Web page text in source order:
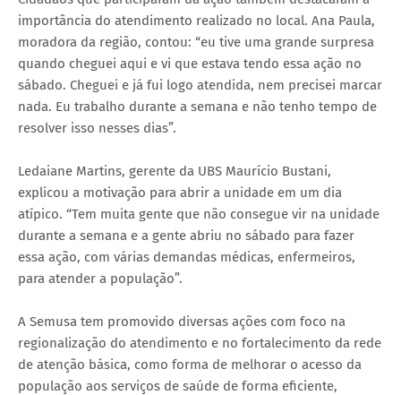
importância do atendimento realizado no local. Ana Paula,
moradora da região, contou: “eu tive uma grande surpresa
quando cheguei aqui e vi que estava tendo essa ação no
sábado. Cheguei e já fui logo atendida, nem precisei marcar
nada. Eu trabalho durante a semana e não tenho tempo de
resolver isso nesses dias”.
Ledaiane Martins, gerente da UBS Maurício Bustani,
explicou a motivação para abrir a unidade em um dia
atípico. “Tem muita gente que não consegue vir na unidade
durante a semana e a gente abriu no sábado para fazer
essa ação, com várias demandas médicas, enfermeiros,
para atender a população”.
A Semusa tem promovido diversas ações com foco na
regionalização do atendimento e no fortalecimento da rede
de atenção básica, como forma de melhorar o acesso da
população aos serviços de saúde de forma eficiente,